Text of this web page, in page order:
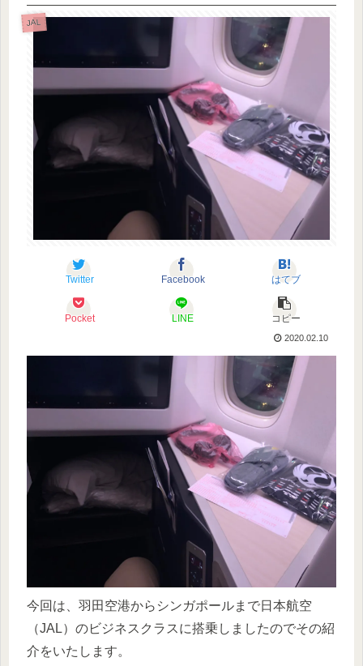
JAL
Twitter Facebook はてブ
Pocket LINE コピー
2020.02.10
今回は、羽田空港からシンガポールまで日本航空
（JAL）のビジネスクラスに搭乗しましたのでその紹
介をいたします。